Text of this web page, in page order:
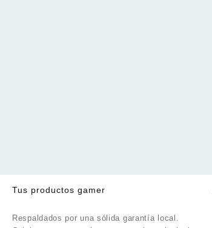
Tus productos gamer
Respaldados por una sólida garantía local.